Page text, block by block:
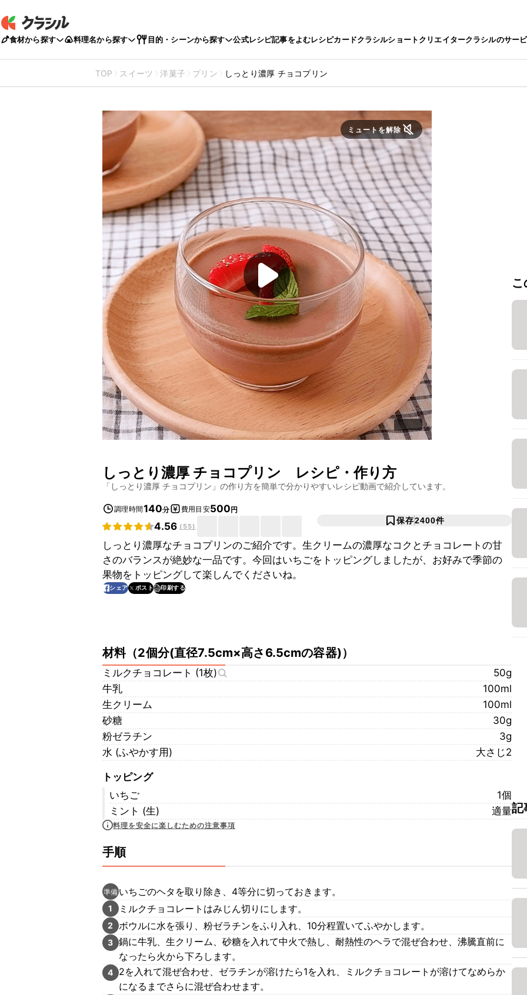
食材から探す 料理名から探す 目的・シーンから探す 公式レシピ記事をよむレシピカードクラシルショートクリエイタークラシルのサー
TOP スイーツ 洋菓子 プリン しっとり濃厚 チョコプリン
ミュートを解除
しっとり濃厚 チョコプリン レシピ・作り方
「 しっとり濃厚 チョコプリン 」の作り方を簡単で分かりやすいレシピ動画で紹介しています。
調理時間140分 費用目安500円
4.56 ( 55)
保存2400件
しっとり濃厚なチョコプリンのご紹介です。生クリームの濃厚なコクとチョコレートの甘
さのバランスが絶妙な一品です。今回はいちごをトッピングしましたが、お好みで季節の
果物をトッピングして楽しんでくださいね。
シェア ポスト 印刷する
材料（2個分(直径7.5cm×高さ6.5cmの容器)）
ミルクチョコレート (1枚)
50g
牛乳
100ml
生クリーム
100ml
砂糖
30g
粉ゼラチン
3g
水 (ふやかす用)
大さじ2
トッピング
いちご
1個
ミント (生)
適量
料理を安全に楽しむための注意事項
手順
準備 いちごのヘタを取り除き、4等分に切っておきます。
1 ミルクチョコレートはみじん切りにします。
2 ボウルに水を張り、粉ゼラチンをふり入れ、10分程置いてふやかします。
3 鍋に牛乳、生クリーム、砂糖を入れて中火で熱し、耐熱性のヘラで混ぜ合わせ、沸騰直前に
なったら火から下ろします。
4
2を入れて混ぜ合わせ、ゼラチンが溶けたら1を入れ、ミルクチョコレートが溶けてなめらか
になるまでさらに混ぜ合わせます。
記